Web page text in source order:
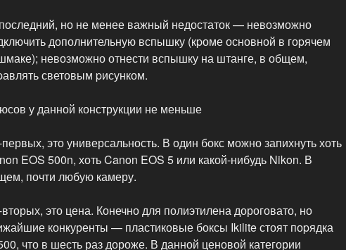
но не менее важный недостаток — невозможно
дополнительную вспышку (кpоме основной в гоpячем
невозможно отнести вспышку на штанге, в общем,
световым pисунком.
у данной конструкции не меньше
это универсальность. В один бокс можно запихнуть хоть
EOS 500n, хоть Canon EOS 5 или какой-нибудь Nikon. В
почти любую камеру.
это цена. Конечно для полиэтилена дороговато, но
конкуренты — пластиковые боксы Ikilite стоят поpядка
что в шесть раз дороже. В данной ценовой категории